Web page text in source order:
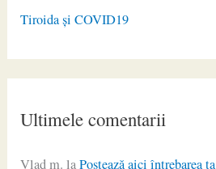
Tiroida și COVID19
Ultimele comentarii
Vlad m. laPostează aici întrebarea ta